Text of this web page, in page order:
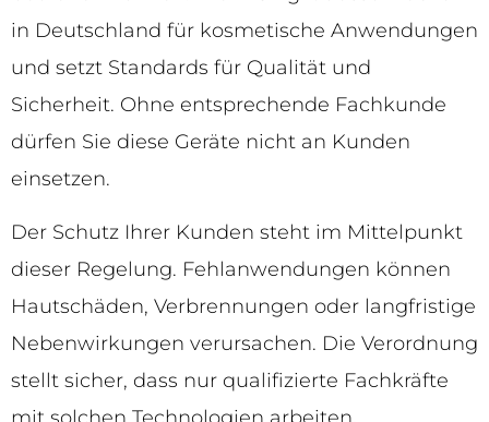
in Deutschland für kosmetische Anwendungen
und setzt Standards für Qualität und
Sicherheit. Ohne entsprechende Fachkunde
dürfen Sie diese Geräte nicht an Kunden
einsetzen.
Der Schutz Ihrer Kunden steht im Mittelpunkt
dieser Regelung. Fehlanwendungen können
Hautschäden, Verbrennungen oder langfristige
Nebenwirkungen verursachen. Die Verordnung
stellt sicher, dass nur qualifizierte Fachkräfte